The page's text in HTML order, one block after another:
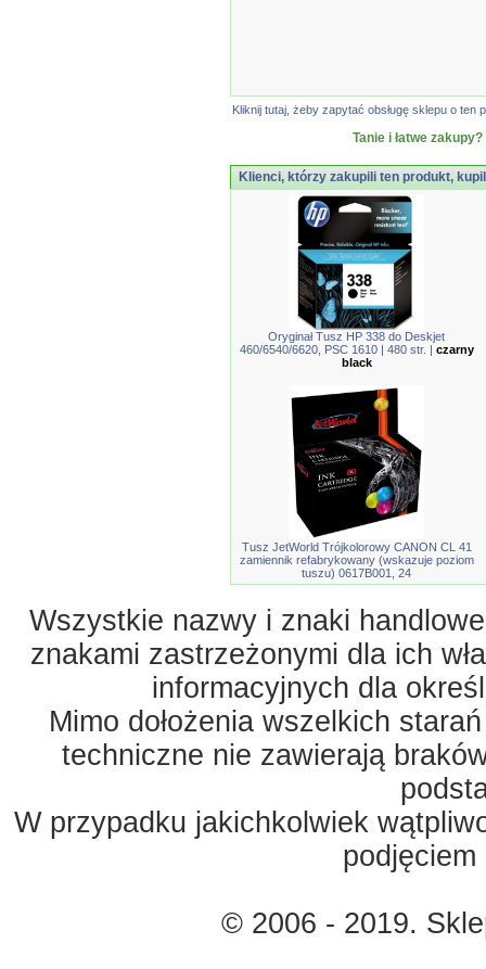
Kliknij tutaj, żeby zapytać obsługę sklepu o
Tanie i łatwe
Klienci, którzy zakupili ten produkt,
Oryginał Tusz HP 338 do Deskjet
460/6540/6620, PSC 1610 | 480 str. | czarny
black
Tusz JetWorld Trójkolorowy CANON CL 41
zamiennik refabrykowany (wskazuje poziom
tuszu) 0617B001, 24
Wszystkie nazwy i znaki
znakami zastrzeżonymi dla ich
informacyjnych dla
Mimo dołożenia wszelkich
techniczne nie zawierają
W przypadku jakichkolwiek
© 2006 - 2019.